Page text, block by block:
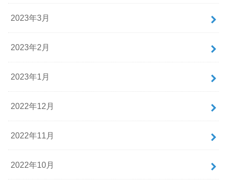
2023年3月
2023年2月
2023年1月
2022年12月
2022年11月
2022年10月